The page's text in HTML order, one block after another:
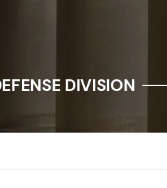
DIVISION